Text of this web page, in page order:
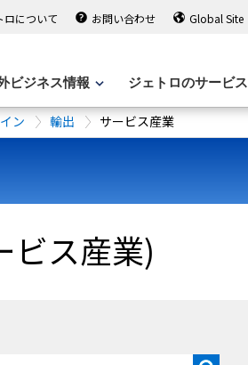
ロについて お問い合わせ Global Site
ビジネス情報 ジェトロのサービス
ン 輸出 サービス産業
ビス産業)